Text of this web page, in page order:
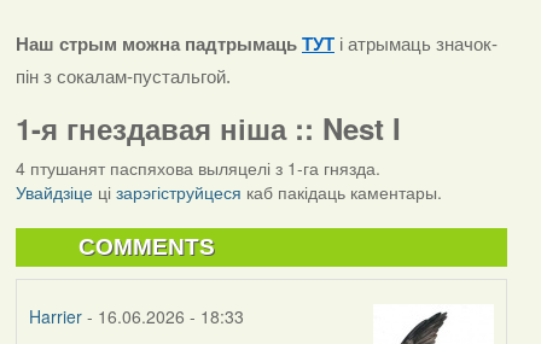
Наш стрым можна падтрымаць ТУТ і атрымаць значок-
пін з сокалам-пустальгой.
1-я гнездавая ніша :: Nest I
4 птушанят паспяхова выляцелі з 1-га гнязда.
Увайдзіцеці зарэгіструйцеся каб пакідаць каментары.
COMMENTS
Harrier- 16.06.2026 - 18:33